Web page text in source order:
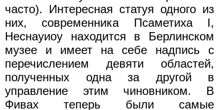
часто). Интересная статуя одного из
них, современника Псаметиха I,
Неснауиоу находится в Берлинском
музее и имеет на себе надпись с
перечислением девяти областей,
полученных одна за другой в
управление этим чиновником. В
Фивах теперь были самые